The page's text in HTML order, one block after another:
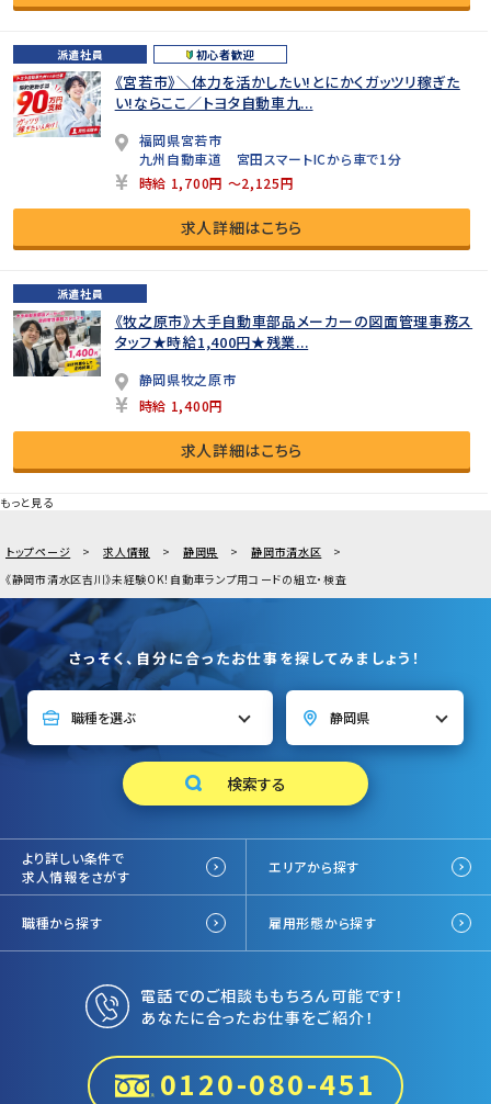
派遣社員 初心者歓迎
《宮若市》＼体力を活かしたい!とにかくガッツリ稼ぎた
い!ならここ／トヨタ自動車九...
福岡県宮若市
九州自動車道 宮田スマートICから車で1分
時給 1,700円 ～2,125円
求人詳細はこちら
派遣社員
《牧之原市》大手自動車部品メーカーの図面管理事務ス
タッフ★時給1,400円★残業...
静岡県牧之原市
時給 1,400円
求人詳細はこちら
もっと見る
トップページ 求人情報 静岡県
静岡市清水区
《静岡市清水区吉川》未経験OK！自動車ランプ用コードの組立・検査
さっそく、自分に合ったお仕事を探してみましょう！
より詳しい条件で
求人情報をさがす
エリアから探す
職種から探す 雇用形態から探す
電話でのご相談ももちろん可能です！
あなたに合ったお仕事をご紹介！
0120-080-451